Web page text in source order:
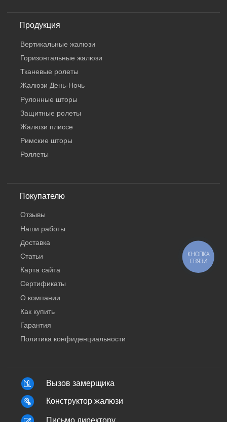
Продукция
Вертикальные жалюзи
Горизонтальные жалюзи
Тканевые ролеты
Жалюзи День-Ночь
Рулонные шторы
Защитные ролеты
Жалюзи плиссе
Римские шторы
Роллеты
Покупателю
Отзывы
Наши работы
Доставка
Статьи
Карта сайта
Сертификаты
О компании
Как купить
Гарантия
Политика конфиденциальности
Вызов замерщика
Конструктор жалюзи
КНОПКА
СВЯЗИ